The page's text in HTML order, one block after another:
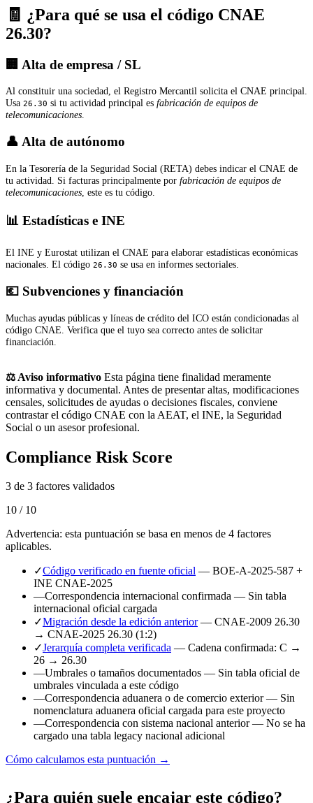
🧾 ¿Para qué se usa el código CNAE
26.30?
🏢 Alta de empresa / SL
Al constituir una sociedad, el Registro Mercantil solicita el CNAE principal.
Usa 26.30 si tu actividad principal es fabricación de equipos de
telecomunicaciones.
👤 Alta de autónomo
En la Tesorería de la Seguridad Social (RETA) debes indicar el CNAE de
tu actividad. Si facturas principalmente por fabricación de equipos de
telecomunicaciones , este es tu código.
📊 Estadísticas e INE
El INE y Eurostat utilizan el CNAE para elaborar estadísticas económicas
nacionales. El código 26.30 se usa en informes sectoriales.
💶 Subvenciones y financiación
Muchas ayudas públicas y líneas de crédito del ICO están condicionadas al
código CNAE. Verifica que el tuyo sea correcto antes de solicitar
financiación.
⚖️ Aviso informativo Esta página tiene finalidad meramente
informativa y documental. Antes de presentar altas, modificaciones
censales, solicitudes de ayudas o decisiones fiscales, conviene
contrastar el código CNAE con la AEAT, el INE, la Seguridad
Social o un asesor profesional.
Compliance Risk Score
3 de 3 factores validados
10 / 10
Advertencia: esta puntuación se basa en menos de 4 factores
aplicables.
✓Código verificado en fuente oficial — BOE-A-2025-587 +
INE CNAE-2025
—Correspondencia internacional confirmada — Sin tabla
internacional oficial cargada
✓Migración desde la edición anterior — CNAE-2009 26.30
→ CNAE-2025 26.30 (1:2)
✓Jerarquía completa verificada — Cadena confirmada: C →
26 → 26.30
—Umbrales o tamaños documentados — Sin tabla oficial de
umbrales vinculada a este código
—Correspondencia aduanera o de comercio exterior— Sin
nomenclatura aduanera oficial cargada para este proyecto
—Correspondencia con sistema nacional anterior— No se ha
cargado una tabla legacy nacional adicional
Cómo calculamos esta puntuación →
¿Para quién suele encajar este código?